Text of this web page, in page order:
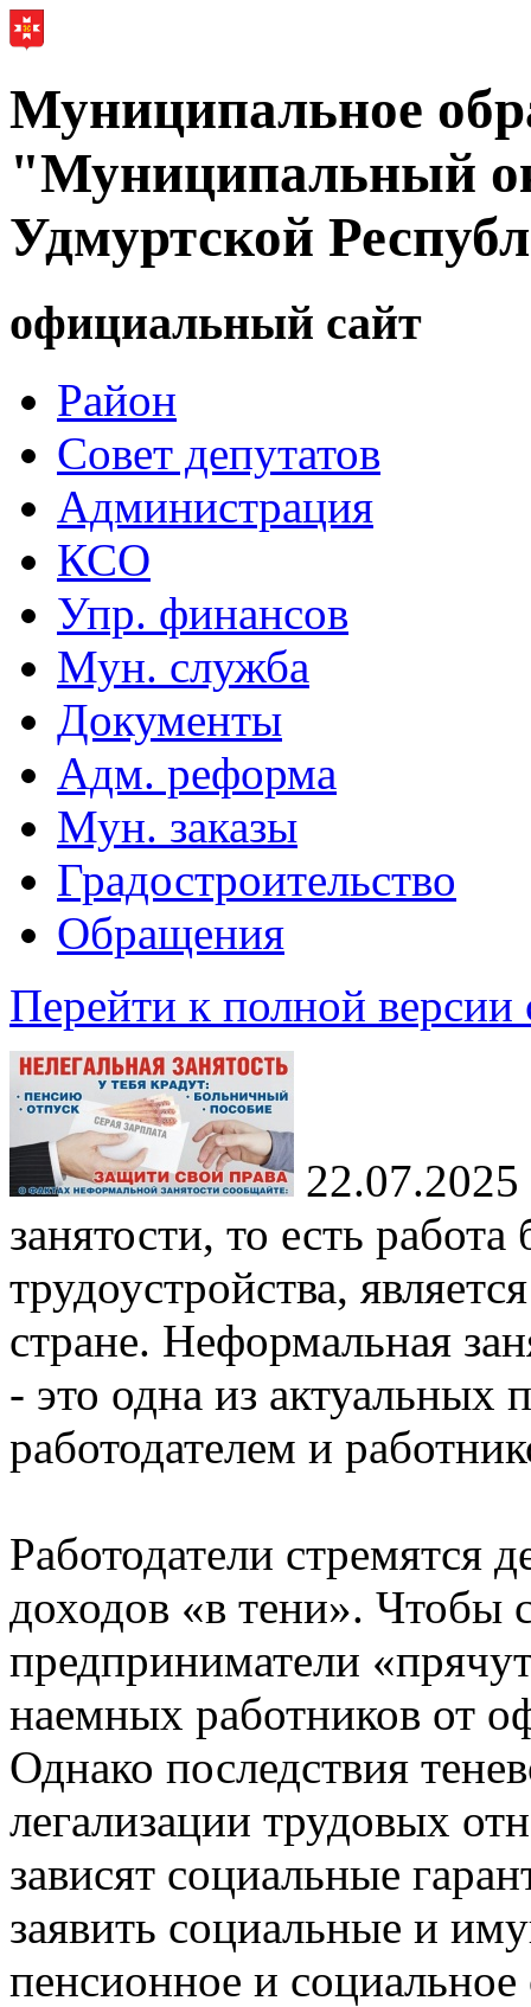
Муниципальное
"Муниципальный
Удмуртской
официальный сайт
Район
Совет депутатов
Администрация
КСО
Упр. финансов
Мун. служба
Документы
Адм. реформа
Мун. заказы
Градостроительство
Обращения
Перейти к полной версии
22.07.2025
занятости, то есть
трудоустройства,
стране. Неформальная
- это одна из
работодателем и
Работодатели стремятся
доходов «в тени». Чтобы
предприниматели
наемных работников от
Однако последствия
легализации трудовых
зависят социальные
заявить социальные и
пенсионное и социальное